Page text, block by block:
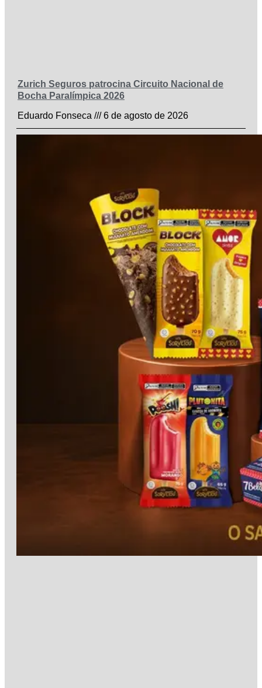
Zurich Seguros patrocina Circuito Nacional de
Bocha Paralímpica 2026
Eduardo Fonseca
6 de agosto de 2026